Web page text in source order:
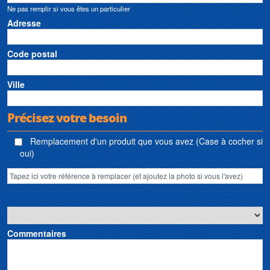
et de dessalement d’eau de mer Robot Pumps • Station de prétraitement et de
traitement d’eau Robot Pumps • Sanibroyeur Robot Pumps • Broyeur sanitaire
Robot Pumps • Pumpen Robot Pumps
Ne pas remplir si vous êtes un particulier
Adresse
Code postal
Ville
Précisez votre besoin
Remplacement d'un produit que vous avez (Case à cocher si
oui)
Commentaires